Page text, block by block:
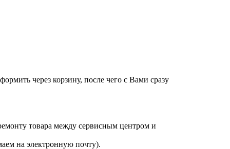
через корзину, после чего с Вами сразу
товара между сервисным центром и
на электронную почту).